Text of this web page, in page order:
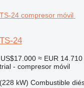
24
US$17.000 ≈ EUR 14.710
- compresor móvil
kW) Combustible